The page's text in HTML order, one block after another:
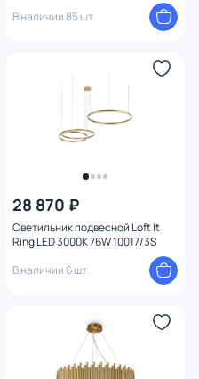
В наличии 85 шт.
28 870 ₽
Светильник подвесной Loft It
Ring LED 3000K 76W 10017/3S
В наличии 6 шт.